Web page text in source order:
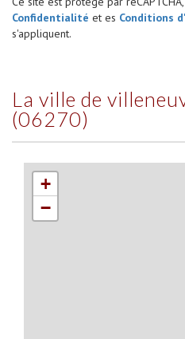
Confidentialité et es Conditions
s'appliquent.
la ville de villeneuve-loubet
(06270)
+
−